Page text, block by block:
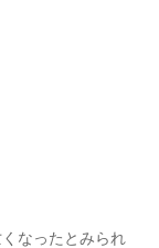
なったとみられ